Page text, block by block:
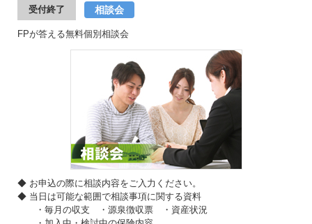
受付終了 相談会
FPが答える無料個別相談会
◆ お申込の際に相談内容をご入力ください。
◆ 当日は可能な範囲で相談事項に関する資料
・毎月の収支 ・源泉徴収票 ・資産状況